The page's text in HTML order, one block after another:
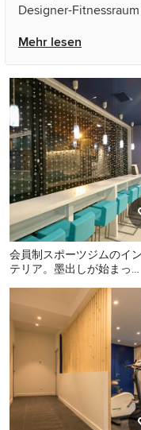
Designer-
und Architekten
Archimède und User.
verschiedenen
Fitnessraum-Design
speichern Sie das
kontaktieren Sie den
sich auch für Ihr
Sie in unserer
finden Sie heraus,
bietet, wenn es um
von Haus und
Mehr lesen
会員制スポーツジムのイン
テリア。墨出しが始まって
依頼で設計事務所のデザ
Geräumiger Moderner
Kraftraum mit blauer
Wandfarbe und weißem
Boden in Tokio